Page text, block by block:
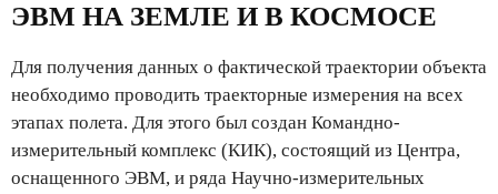
ЭВМ НА ЗЕМЛЕ И В КОСМОСЕ
Для получения данных о фактической траектории объекта
необходимо проводить траекторные измерения на всех
этапах полета. Для этого был создан Командно-
измерительный комплекс (КИК), состоящий из Центра,
оснащенного ЭВМ, и ряда Научно-измерительных